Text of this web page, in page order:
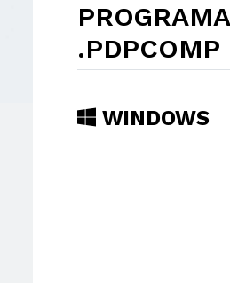
.PDPCOMP
WINDOWS